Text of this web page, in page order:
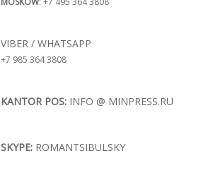
VIBER / WHATSAPP
+7 985 364 3808
KANTOR POS: INFO @ MINPRESS.RU
SKYPE: ROMANTSIBULSKY